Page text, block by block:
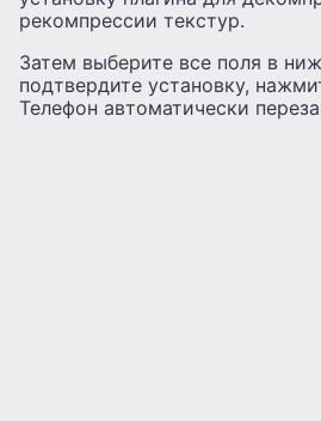
рекомпрессии текстур.
Затем выберите все поля в
подтвердите установку,
Телефон автоматически